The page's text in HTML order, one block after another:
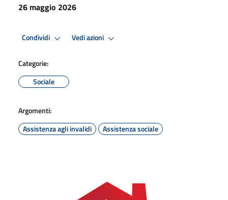
26 maggio 2026
Condividi Vedi azioni
Categorie:
Sociale
Argomenti:
Assistenza agli invalidi
Assistenza sociale